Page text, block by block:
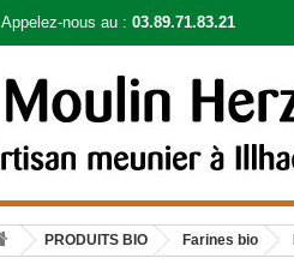
Appelez-nous au : 03.89.71.83.21
PRODUITS BIO Farines bio